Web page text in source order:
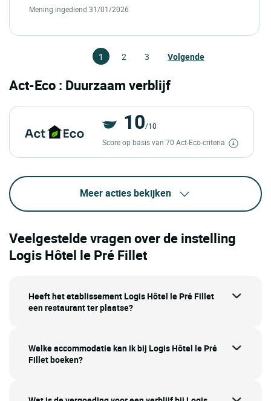
Mening ingediend 31/01/2026
1 2 3 Volgende
Act-Eco : Duurzaam verblijf
10/10
Score op basis van 70 Act-Eco-criteria
Meer acties bekijken
Veelgestelde vragen over de instelling
Logis Hôtel le Pré Fillet
Heeft het etablissement Logis Hôtel le Pré Fillet
een restaurant ter plaatse?
Welke accommodatie kan ik bij Logis Hôtel le Pré
Fillet boeken?